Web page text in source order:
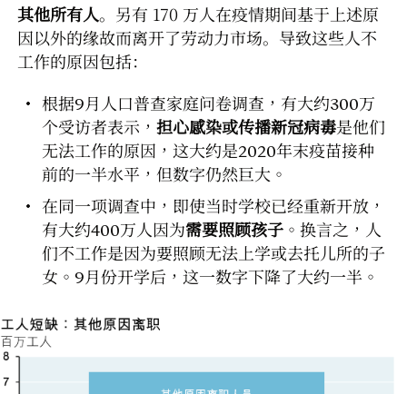
其他所有人。另有 170 万人在疫情期间基于上述原
因以外的缘故而离开了劳动力市场。导致这些人不
工作的原因包括：
根据9月人口普查家庭问卷调查，有大约300万
个受访者表示， 担心感染或传播新冠病毒是他们
无法工作的原因，这大约是2020年末疫苗接种
前的一半水平，但数字仍然巨大。
在同一项调查中，即使当时学校已经重新开放，
有大约400万人因为需要照顾孩子 。换言之，人
们不工作是因为要照顾无法上学或去托儿所的子
女。9月份开学后，这一数字下降了大约一半。